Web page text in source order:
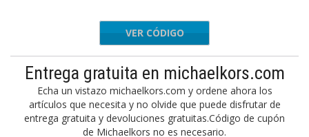
PRES20
VER CÓDIGO
Entrega gratuita en michaelkors.com
Echa un vistazo michaelkors.com y ordene ahora los
artículos que necesita y no olvide que puede disfrutar de
entrega gratuita y devoluciones gratuitas.Código de cupón
de Michaelkors no es necesario.